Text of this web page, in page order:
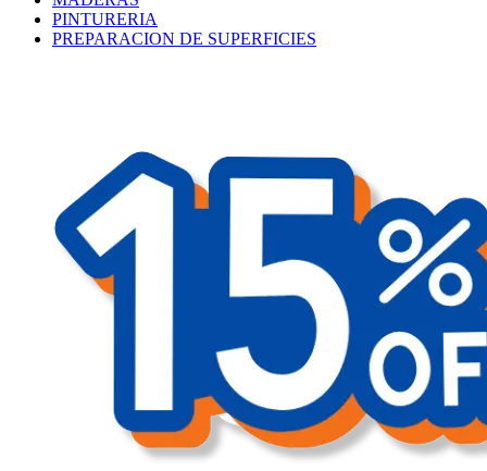
PINTURERIA
PREPARACION DE SUPERFICIES